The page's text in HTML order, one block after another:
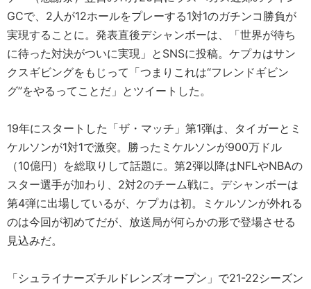
GCで、2人が12ホールをプレーする1対1のガチンコ勝負が
実現することに。発表直後デシャンボーは、「世界が待ち
に待った対決がついに実現」とSNSに投稿。ケプカはサン
クスギビングをもじって「つまりこれは“フレンドギビン
グ”をやるってことだ」とツイートした。
19年にスタートした「ザ・マッチ」第1弾は、タイガーとミ
ケルソンが1対1で激突。勝ったミケルソンが900万ドル
（10億円）を総取りして話題に。第2弾以降はNFLやNBAの
スター選手が加わり、2対2のチーム戦に。デシャンボーは
第4弾に出場しているが、ケプカは初。ミケルソンが外れる
のは今回が初めてだが、放送局が何らかの形で登場させる
見込みだ。
「シュライナーズチルドレンズオープン」で21-22シーズン